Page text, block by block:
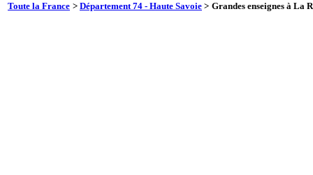
Toute la France > Département 74 - Haute Savoie > Grandes enseignes à La